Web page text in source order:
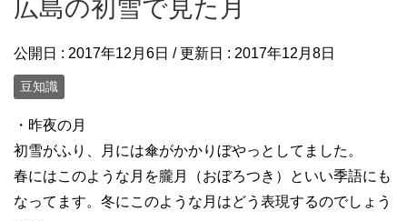
広島の初雪で見た月
公開日 : 2017年12月6日 / 更新日 : 2017年12月8日
豆知識
・昨夜の月
初雪がふり、月には傘がかかりぼやっとしてました。
春にはこのような月を朧月（おぼろつき）といい季語にも
なってます。冬にこのような月はどう表現するのでしょう